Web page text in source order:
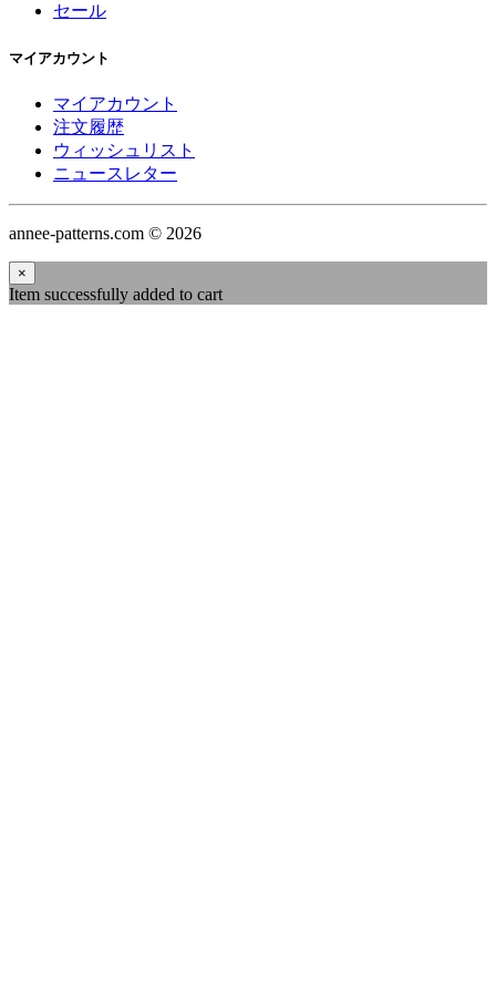
セール
マイアカウント
マイアカウント
注文履歴
ウィッシュリスト
ニュースレター
annee-patterns.com © 2026
×
Item successfully added to cart